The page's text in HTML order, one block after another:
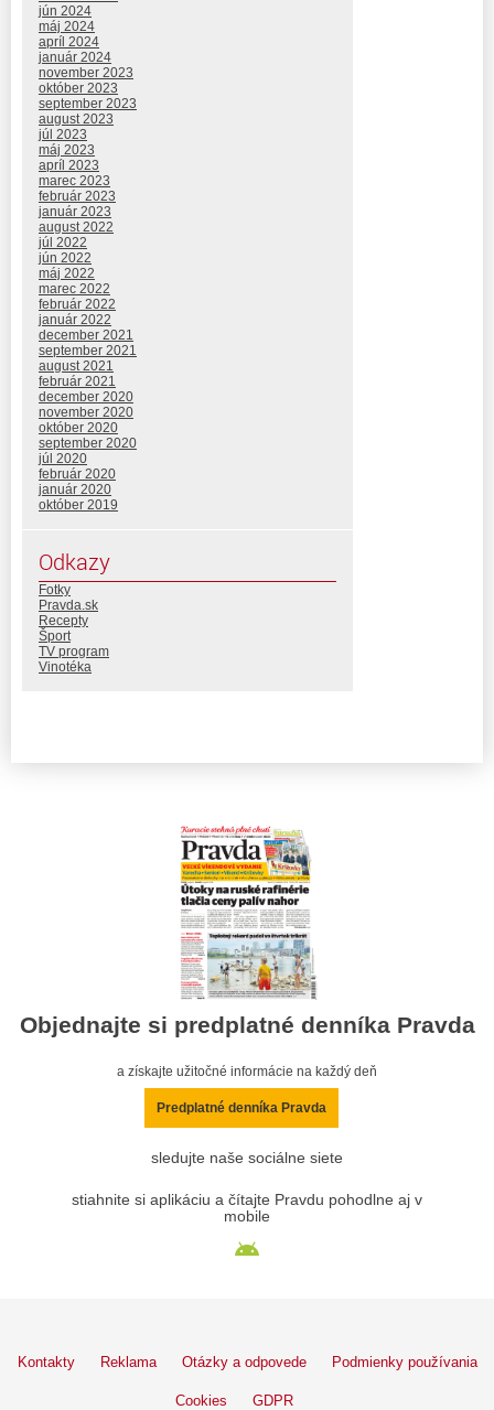
jún 2024
máj 2024
apríl 2024
január 2024
november 2023
október 2023
september 2023
august 2023
júl 2023
máj 2023
apríl 2023
marec 2023
február 2023
január 2023
august 2022
júl 2022
jún 2022
máj 2022
marec 2022
február 2022
január 2022
december 2021
september 2021
august 2021
február 2021
december 2020
november 2020
október 2020
september 2020
júl 2020
február 2020
január 2020
október 2019
Odkazy
Fotky
Pravda.sk
Recepty
Šport
TV program
Vinotéka
Objednajte si predplatné denníka Pravda
a získajte užitočné informácie na každý deň
Predplatné denníka Pravda
sledujte naše sociálne siete
stiahnite si aplikáciu a čítajte Pravdu pohodlne aj v
mobile
Kontakty Reklama Otázky a odpovede Podmienky používania
Cookies GDPR